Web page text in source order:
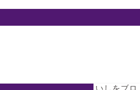
いしをブロ